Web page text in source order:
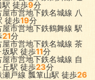
駅 徒歩9分
屋市営地下鉄名城線 八
徒歩19分
屋市営地下鉄鶴舞線 駅
21分
屋市営地下鉄名城線 茶
坂駅 徒歩11分
屋市営地下鉄名城線 自
丘駅 徒歩23分
瀬戸線 瓢箪山駅 徒歩26